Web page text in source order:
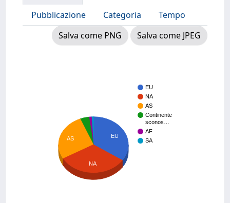
Pubblicazione
Categoria
Tempo
Salva come PNG
Salva come JPEG
EU
NA
AS
Continente
sconos…
AF
SA
EU
AS
NA